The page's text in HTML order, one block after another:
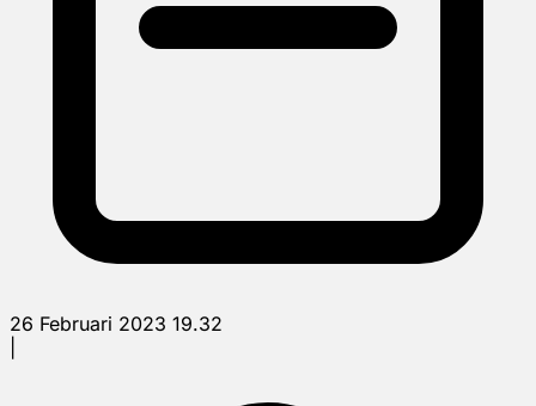
26 Februari 2023 19.32